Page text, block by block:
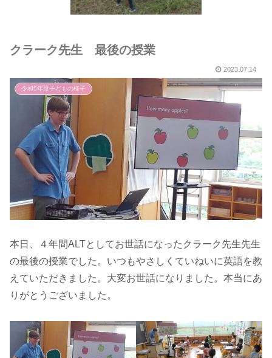
クラーク先生 最後の授業
2023.07.14
令和5年度子どもの様子
本日、４年間ALTとしてお世話になったクラーク先生先生
の最後の授業でした。いつもやさしくていねいに英語を教
えていただきました。大変お世話になりました。本当にあ
りがとうございました。